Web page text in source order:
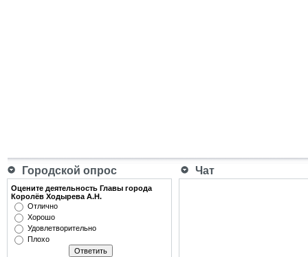
Городской опрос Чат
Оцените деятельность Главы города
Королёв Ходырева А.Н.
Отлично
Хорошо
Удовлетворительно
Плохо